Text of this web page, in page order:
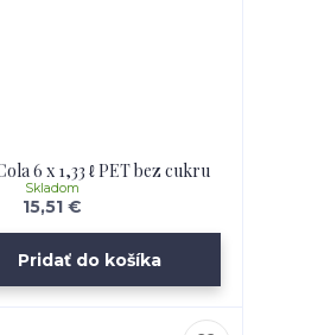
6 x 1,33 ℓ PET bez cukru
15,51 €
Skladom
Pridať do košíka